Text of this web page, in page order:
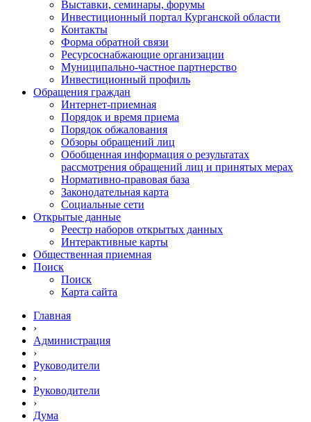
Выставки, семинары, форумы
Инвестиционный портал Курганской области
Контакты
Форма обратной связи
Ресурсоснабжающие организации
Муниципально-частное партнерство
Инвестиционный профиль
Обращения граждан
Интернет-приемная
Порядок и время приема
Порядок обжалования
Обзоры обращений лиц
Обобщенная информация о результатах
рассмотрения обращений лиц и принятых мерах
Нормативно-правовая база
Законодательная карта
Социальные сети
Открытые данные
Реестр наборов открытых данных
Интерактивные карты
Общественная приемная
Поиск
Поиск
Карта сайта
Главная
›
Администрация
›
Руководители
›
Руководители
›
Дума